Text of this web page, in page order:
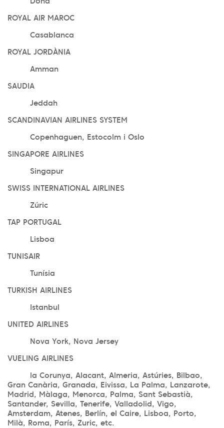
ROYAL AIR MAROC
Casablanca
ROYAL JORDÀNIA
Amman
SAUDIA
Jeddah
SCANDINAVIAN AIRLINES SYSTEM
Copenhaguen, Estocolm i Oslo
SINGAPORE AIRLINES
Singapur
SWISS INTERNATIONAL AIRLINES
Zúric
TAP PORTUGAL
Lisboa
TUNISAIR
Tunísia
TURKISH AIRLINES
Istanbul
UNITED AIRLINES
Nova York, Nova Jersey
VUELING AIRLINES
la Corunya, Alacant, Almeria, Astúries, Bilbao,
Gran Canària, Granada, Eivissa, La Palma, Lanzarote,
Madrid, Màlaga, Menorca, Palma, Sant Sebastià,
Santander, Sevilla, Tenerife, Valladolid, Vigo,
Amsterdam, Atenes, Berlín, el Caire, Lisboa, Porto,
Milà, Roma, París, Zuric, etc.